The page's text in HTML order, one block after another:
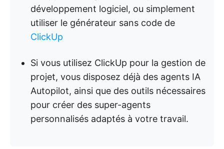
développement logiciel, ou simplement
utiliser le générateur sans code de
ClickUp
Si vous utilisez ClickUp pour la gestion de
projet, vous disposez déjà des agents IA
Autopilot, ainsi que des outils nécessaires
pour créer des super-agents
personnalisés adaptés à votre travail.